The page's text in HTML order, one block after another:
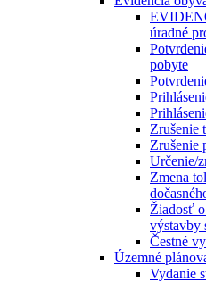
úradné
pobyte
Zrušenie
Zrušenie
Určenie/
Zmena
Žiadosť o
výstavby
Čestné
Územné
Vydanie